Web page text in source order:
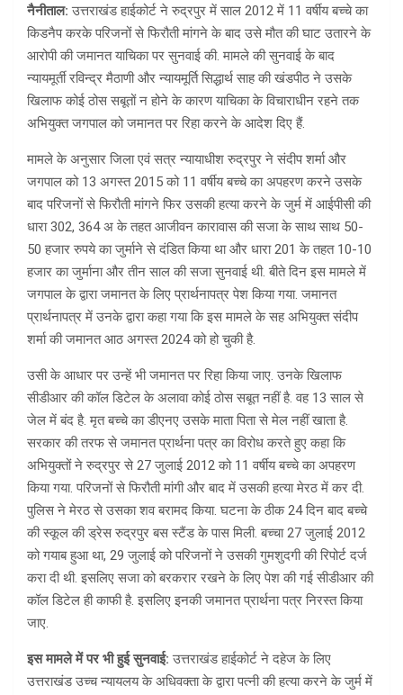
नैनीताल:उत्तराखंड हाईकोर्ट ने रुद्रपुर में साल 2012 में 11 वर्षीय बच्चे का
किडनैप करके परिजनों से फिरौती मांगने के बाद उसे मौत की घाट उतारने के
आरोपी की जमानत याचिका पर सुनवाई की. मामले की सुनवाई के बाद
न्यायमूर्ती रविन्द्र मैठाणी और न्यायमूर्ति सिद्धार्थ साह की खंडपीठ ने उसके
खिलाफ कोई ठोस सबूतों न होने के कारण याचिका के विचाराधीन रहने तक
अभियुक्त जगपाल को जमानत पर रिहा करने के आदेश दिए हैं.
मामले के अनुसार जिला एवं सत्र न्यायाधीश रुद्रपुर ने संदीप शर्मा और
जगपाल को 13 अगस्त 2015 को 11 वर्षीय बच्चे का अपहरण करने उसके
बाद परिजनों से फिरौती मांगने फिर उसकी हत्या करने के जुर्म में आईपीसी की
धारा 302, 364 अ के तहत आजीवन कारावास की सजा के साथ साथ 50-
50 हजार रुपये का जुर्माने से दंडित किया था और धारा 201 के तहत 10-10
हजार का जुर्माना और तीन साल की सजा सुनवाई थी. बीते दिन इस मामले में
जगपाल के द्वारा जमानत के लिए प्रार्थनापत्र पेश किया गया. जमानत
प्रार्थनापत्र में उनके द्वारा कहा गया कि इस मामले के सह अभियुक्त संदीप
शर्मा की जमानत आठ अगस्त 2024 को हो चुकी है.
उसी के आधार पर उन्हें भी जमानत पर रिहा किया जाए. उनके खिलाफ
सीडीआर की कॉल डिटेल के अलावा कोई ठोस सबूत नहीं है. वह 13 साल से
जेल में बंद है. मृत बच्चे का डीएनए उसके माता पिता से मेल नहीं खाता है.
सरकार की तरफ से जमानत प्रार्थना पत्र का विरोध करते हुए कहा कि
अभियुक्तों ने रुद्रपुर से 27 जुलाई 2012 को 11 वर्षीय बच्चे का अपहरण
किया गया. परिजनों से फिरौती मांगी और बाद में उसकी हत्या मेरठ में कर दी.
पुलिस ने मेरठ से उसका शव बरामद किया. घटना के ठीक 24 दिन बाद बच्चे
की स्कूल की ड्रेस रुद्रपुर बस स्टैंड के पास मिली. बच्चा 27 जुलाई 2012
को गयाब हुआ था, 29 जुलाई को परिजनों ने उसकी गुमशुदगी की रिपोर्ट दर्ज
करा दी थी. इसलिए सजा को बरकरार रखने के लिए पेश की गई सीडीआर की
कॉल डिटेल ही काफी है. इसलिए इनकी जमानत प्रार्थना पत्र निरस्त किया
जाए.
इस मामले में पर भी हुई सुनवाई:उत्तराखंड हाईकोर्ट ने दहेज के लिए
उत्तराखंड उच्च न्यायलय के अधिवक्ता के द्वारा पत्नी की हत्या करने के जुर्म में